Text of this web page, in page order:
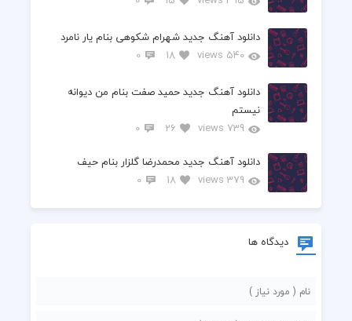
دانلود آهنگ جدید شهرام شکوهی بنام یار نامرد
540 views
18
0
دانلود آهنگ جدید حمید صفت بنام من دیوانه
نیستم
739 views
26
0
دانلود آهنگ جدید محمدرضا گلزار بنام حیف
379 views
18
0
دیدگاه ها